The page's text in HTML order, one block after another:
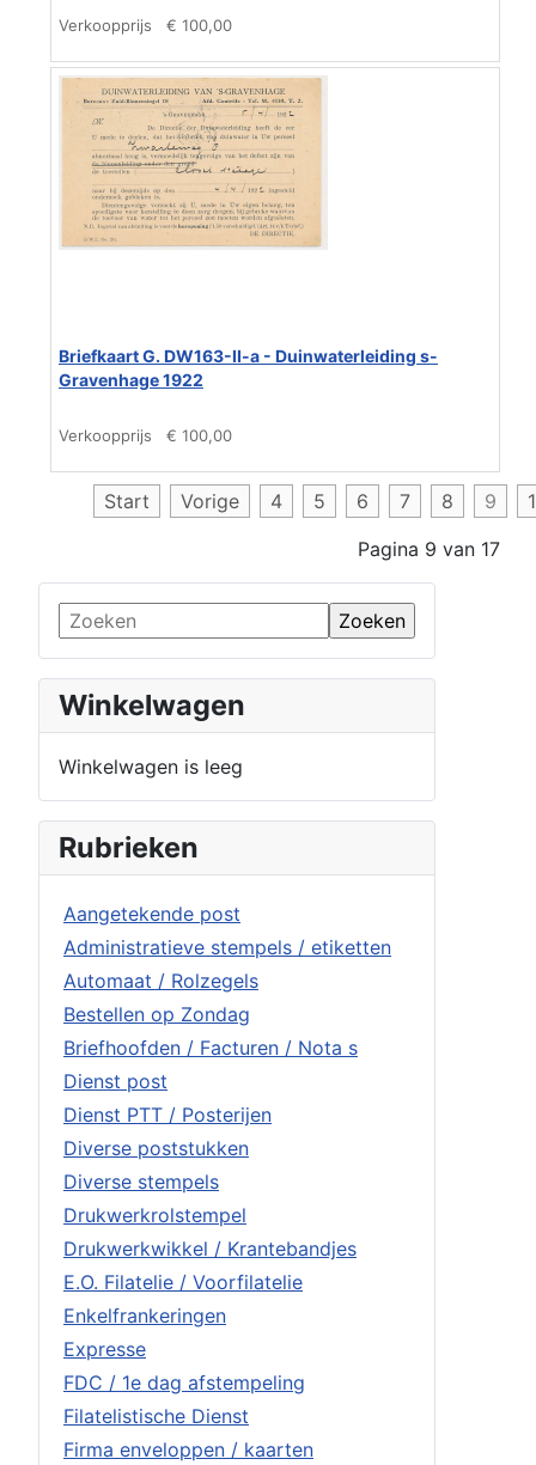
Winkelwagen
Winkelwagen is leeg
Rubrieken
Aangetekende post
Administratieve stempels / etiketten
Automaat / Rolzegels
Bestellen op Zondag
Briefhoofden / Facturen / Nota s
Dienst post
Dienst PTT / Posterijen
Diverse poststukken
Diverse stempels
Drukwerkrolstempel
Drukwerkwikkel / Krantebandjes
E.O. Filatelie / Voorfilatelie
Enkelfrankeringen
Expresse
FDC / 1e dag afstempeling
Filatelistische Dienst
Firma enveloppen / kaarten
Verkoopprijs € 100,00
Briefkaart G. DW163-II-a - Duinwaterleiding s-
Gravenhage 1922
Verkoopprijs € 100,00
Start Vorige 4 5 6 7 8 9
Pagina 9 van 17